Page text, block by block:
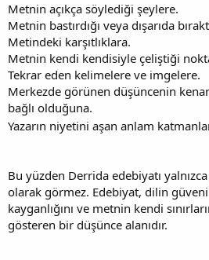
Metnin açıkça söylediği şeylere.
Metnin bastırdığı veya dışarıda
Metindeki karşıtlıklara.
Metnin kendi kendisiyle çeliştiği
Tekrar eden kelimelere ve imgelere.
Merkezde görünen düşüncenin
bağlı olduğuna.
Yazarın niyetini aşan anlam
Bu yüzden Derrida edebiyatı
olarak görmez. Edebiyat, dilin
kayganlığını ve metnin kendi
gösteren bir düşünce alanıdır.